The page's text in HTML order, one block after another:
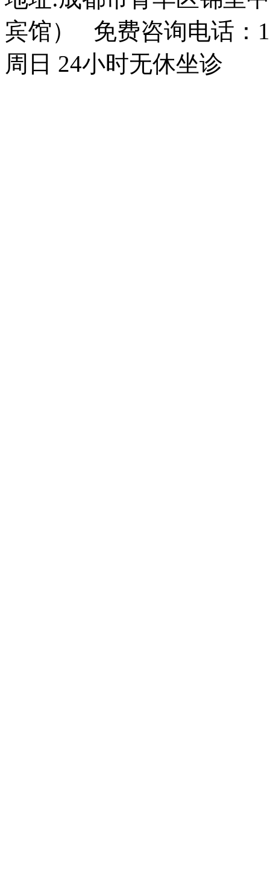
宾馆） 免费咨询电话：
周日 24小时无休坐诊